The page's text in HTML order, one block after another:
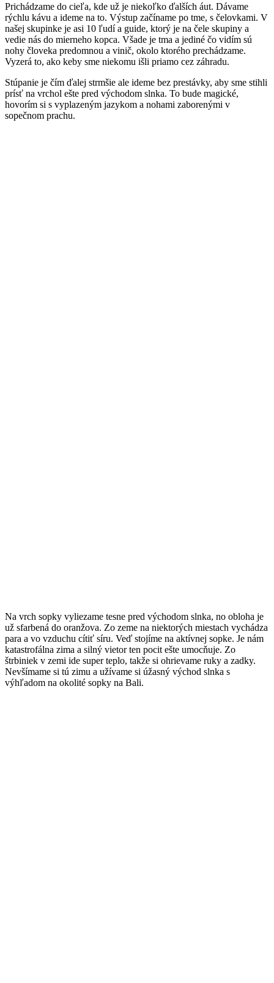
Prichádzame do cieľa, kde už je niekoľko ďalších áut. Dávame
rýchlu kávu a ideme na to. Výstup začíname po tme, s čelovkami. V
našej skupinke je asi 10 ľudí a guide, ktorý je na čele skupiny a
vedie nás do mierneho kopca. Všade je tma a jediné čo vidím sú
nohy človeka predomnou a vinič, okolo ktorého prechádzame.
Vyzerá to, ako keby sme niekomu išli priamo cez záhradu.
Stúpanie je čím ďalej strmšie ale ideme bez prestávky, aby sme stihli
prísť na vrchol ešte pred východom slnka. To bude magické,
hovorím si s vyplazeným jazykom a nohami zaborenými v
sopečnom prachu.
Na vrch sopky vyliezame tesne pred východom slnka, no obloha je
už sfarbená do oranžova. Zo zeme na niektorých miestach vychádza
para a vo vzduchu cítiť síru. Veď stojíme na aktívnej sopke. Je nám
katastrofálna zima a silný vietor ten pocit ešte umocňuje. Zo
štrbiniek v zemi ide super teplo, takže si ohrievame ruky a zadky.
Nevšímame si tú zimu a užívame si úžasný východ slnka s
výhľadom na okolité sopky na Bali.